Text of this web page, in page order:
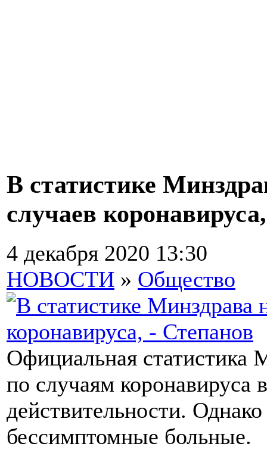
В статистике
случаев
4 декабря 2020 13:30
НОВОСТИ » Общество
Официальная статистика
по случаям коронавируса
действительности.
бессимптомные больные.